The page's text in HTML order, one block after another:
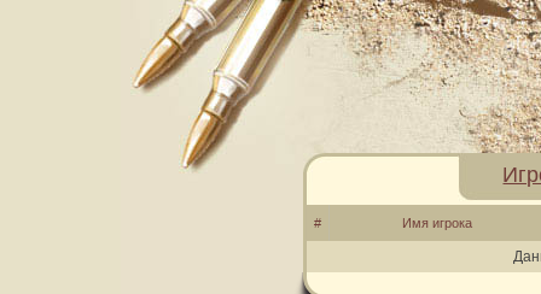
# Имя игрока